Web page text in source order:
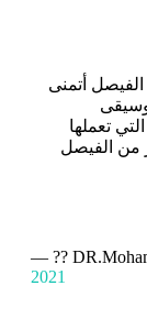
أتمنى
تعملها
من الفيصل
— ??
2021